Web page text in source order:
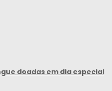
doadas em dia especial